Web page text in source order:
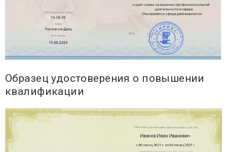
Образец удостоверения о повышении
квалификации